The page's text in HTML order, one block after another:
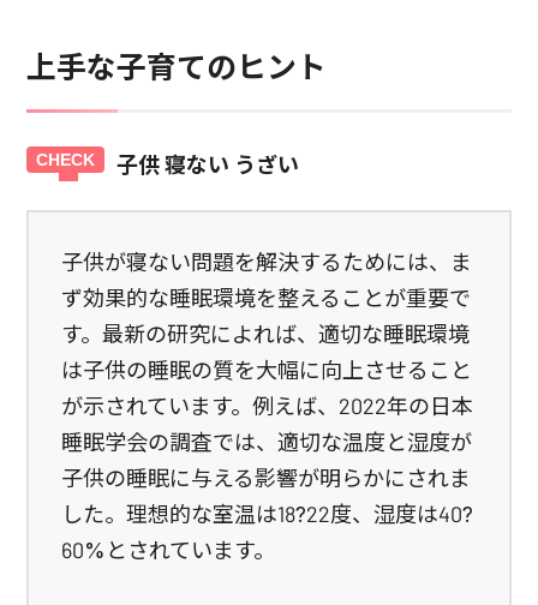
上手な子育てのヒント
子供 寝ない うざい
子供が寝ない問題を解決するためには、ま
ず効果的な睡眠環境を整えることが重要で
す。最新の研究によれば、適切な睡眠環境
は子供の睡眠の質を大幅に向上させること
が示されています。例えば、2022年の日本
睡眠学会の調査では、適切な温度と湿度が
子供の睡眠に与える影響が明らかにされま
した。理想的な室温は18?22度、湿度は40?
60%とされています。